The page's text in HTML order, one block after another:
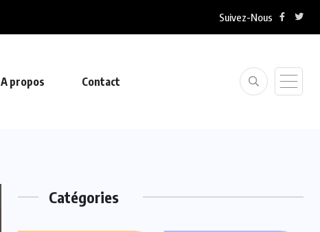
Suivez-Nous
A propos Contact
Catégories